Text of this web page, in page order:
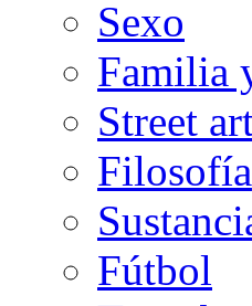
Sexo
Familia
Street
Filosofía
Fútbol